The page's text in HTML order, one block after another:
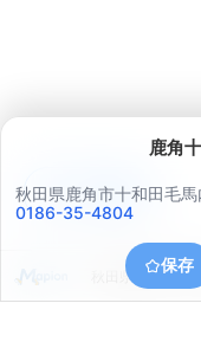
鹿角
秋田県鹿角市十和田毛馬
0186-35-4804
保存
秋田県鹿角市十
アプリで見る